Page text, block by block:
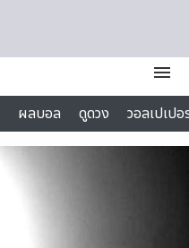
menu
ผลบอล ดูดวง
วอลเปเป